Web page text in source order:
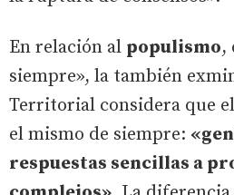
En relación al populismo,
siempre», la también
Territorial considera que
el mismo de siempre:
respuestas sencillas a